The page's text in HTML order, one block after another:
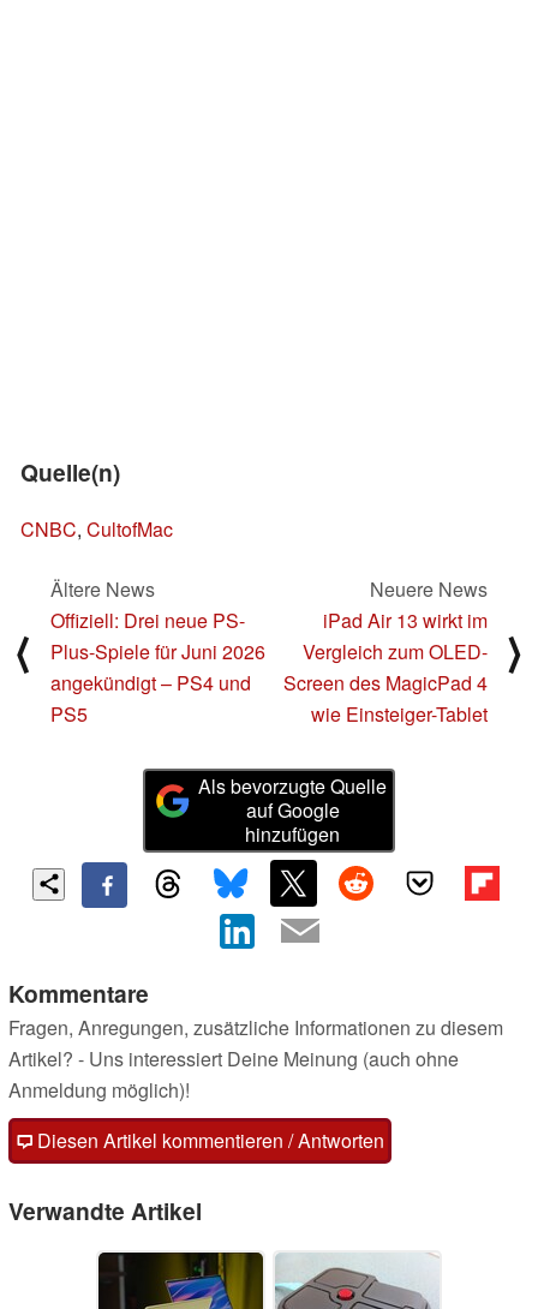
Quelle(n)
CNBC, CultofMac
⟨
Ältere News
Offiziell: Drei neue PS-
Plus-Spiele für Juni 2026
angekündigt – PS4 und
PS5
Neuere News
iPad Air 13 wirkt im
Vergleich zum OLED-
Screen des MagicPad 4
wie Einsteiger-Tablet
⟩
Als bevorzugte Quelle
auf Google
hinzufügen
Kommentare
Fragen, Anregungen, zusätzliche Informationen zu diesem
Artikel? - Uns interessiert Deine Meinung (auch ohne
Anmeldung möglich)!
Diesen Artikel kommentieren / Antworten
Verwandte Artikel